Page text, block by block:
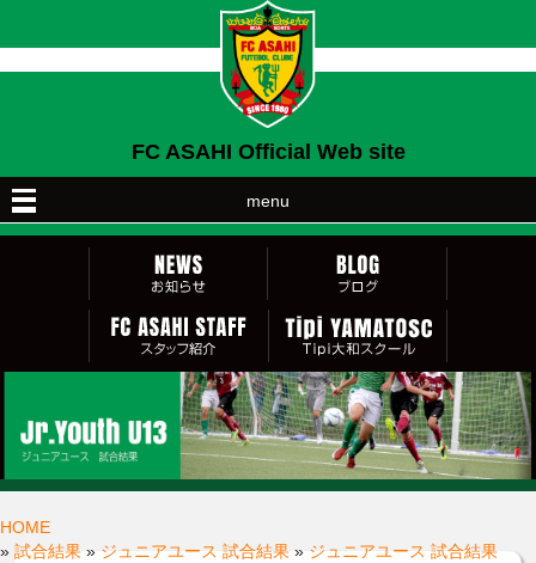
FC ASAHI Official Web site
menu
HOME
» 試合結果 » ジュニアユース 試合結果 » ジュニアユース 試合結果